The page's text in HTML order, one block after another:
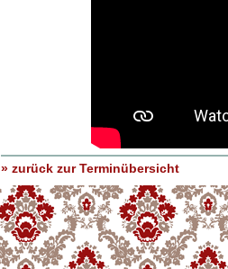
» zurück zur Terminübersicht